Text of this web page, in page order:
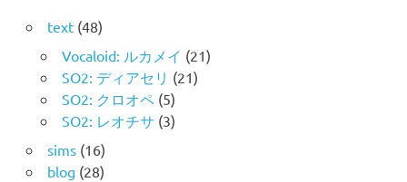
ン
text(48)
Vocaloid: ルカメイ (21)
SO2: ディアセリ (21)
SO2: クロオペ(5)
SO2: レオチサ (3)
sims(16)
blog (28)